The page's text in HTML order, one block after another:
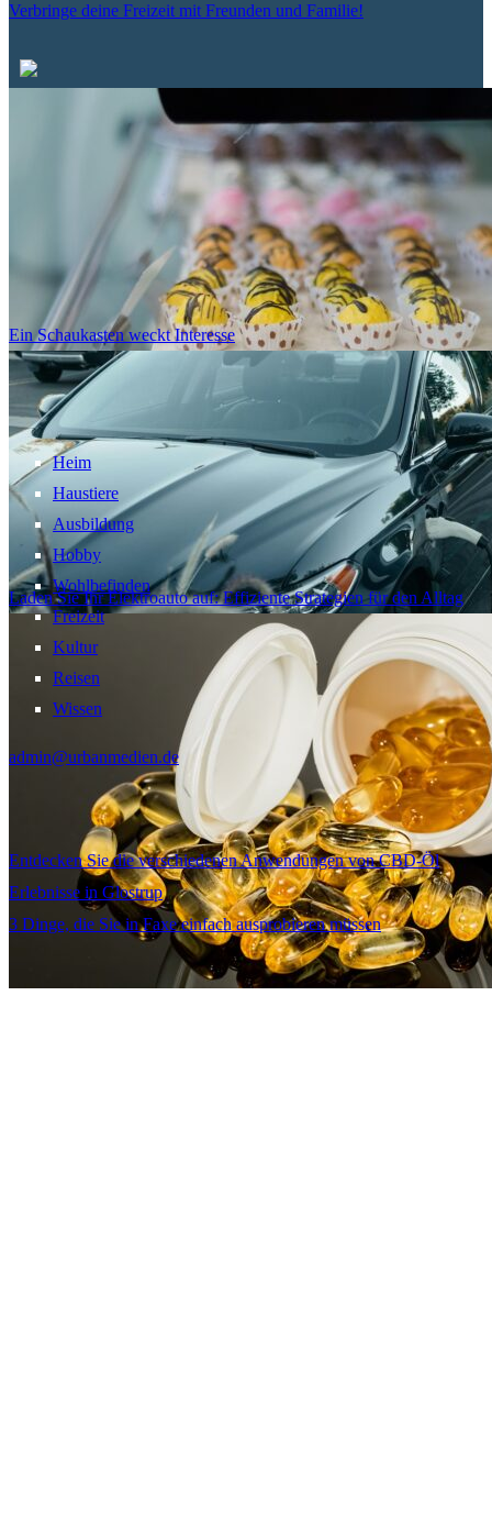
Verbringe deine Freizeit mit Freunden und Familie!
Ein Schaukasten weckt Interesse
Laden Sie Ihr Elektroauto auf: Effiziente Strategien für den Alltag
Entdecken Sie die verschiedenen Anwendungen von CBD-Öl
Erlebnisse in Glostrup
3 Dinge, die Sie in Faxe einfach ausprobieren müssen
Heim
Haustiere
Ausbildung
Hobby
Wohlbefinden
Freizeit
Kultur
Reisen
Wissen
admin@urbanmedien.de